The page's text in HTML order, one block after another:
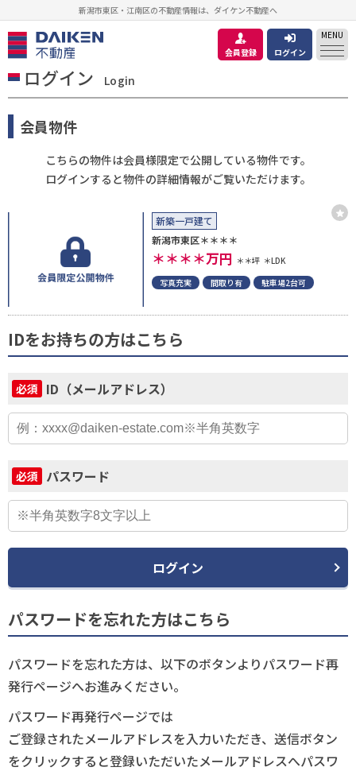
新潟市東区・江南区の不動産情報は、ダイケン不動産へ
会員登録 ログイン
MENU
ログイン Login
会員物件
こちらの物件は会員様限定で公開している物件です。
ログインすると物件の詳細情報がご覧いただけます。
新築一戸建て
新潟市東区＊＊＊＊
＊＊＊＊万円 ＊＊坪 ＊LDK
写真充実
間取り有 駐車場2台可
IDをお持ちの方はこちら
必須 ID（メールアドレス）
必須 パスワード
ログイン
パスワードを忘れた方はこちら
パスワードを忘れた方は、以下のボタンよりパスワード再
発行ページへお進みください。
パスワード再発行ページでは
ご登録されたメールアドレスを入力いただき、送信ボタン
をクリックすると登録いただいたメールアドレスへパスワ